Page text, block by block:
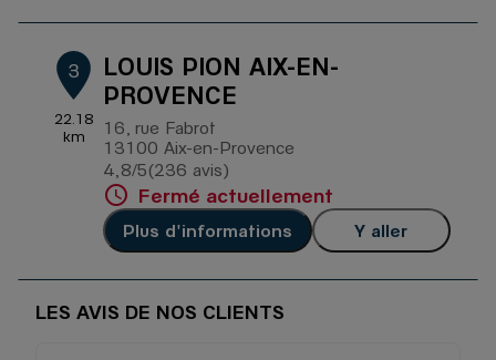
3
22.18
km
LOUIS PION AIX-EN-
PROVENCE
16, rue Fabrot
13100 Aix-en-Provence
4,8/5 Note de 4.8 sur 5
(236 avis)
Fermé actuellement
Plus d'informations Y aller
LES AVIS DE NOS CLIENTS